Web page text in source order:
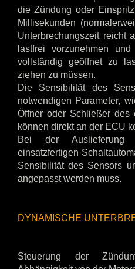
die Zündung oder
Millisekunden
Unterbrechungszeit reicht
lastfrei vorzunehmen
vollständig geöffnet zu
ziehen zu müssen.
Die Sensibilität des
notwendigen Parameter,
Öffner oder Schließer des
können direkt an der ECU
Bei der Auslieferung
einsatzfertigen
Sensibilität des Sensors
angepasst werden muss.
DYNAMISCHE
Steuerung der